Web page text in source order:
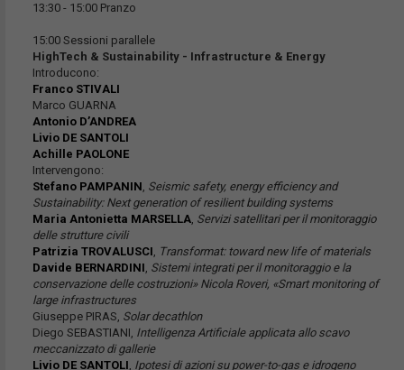
13:30 - 15:00 Pranzo
15:00 Sessioni parallele
HighTech & Sustainability - Infrastructure & Energy
Introducono:
Franco STIVALI
Marco GUARNA
Antonio D’ANDREA
Livio DE SANTOLI
Achille PAOLONE
Intervengono:
Stefano PAMPANIN, Seismic safety, energy efficiency and
Sustainability: Next generation of resilient building systems
Maria Antonietta MARSELLA, Servizi satellitari per il monitoraggio
delle strutture civili
Patrizia TROVALUSCI, Transformat: toward new life of materials
Davide BERNARDINI, Sistemi integrati per il monitoraggio e la
conservazione delle costruzioni» Nicola Roveri, «Smart monitoring of
large infrastructures
Giuseppe PIRAS, Solar decathlon
Diego SEBASTIANI, Intelligenza Artificiale applicata allo scavo
meccanizzato di gallerie
Livio DE SANTOLI, Ipotesi di azioni su power-to-gas e idrogeno